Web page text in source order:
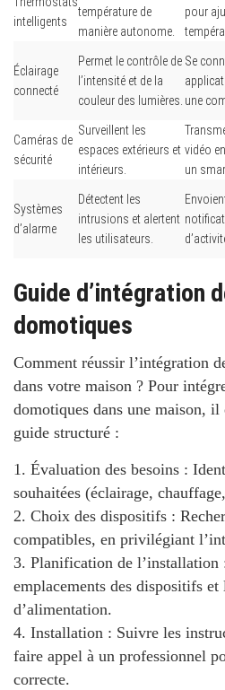
intelligents
température de
manière autonome.
pour
Éclairage
connecté
Permet le contrôle de
l’intensité et de la
couleur des lumières.
Se
une
Caméras de
sécurité
Surveillent les
espaces extérieurs et
intérieurs.
vidéo
un
Systèmes
d’alarme
Détectent les
intrusions et alertent
les utilisateurs.
Guide d’intégration
domotiques
Comment réussir l’intégration
dans votre maison ? Pour
domotiques dans une maison, il
guide structuré :
1. Évaluation des besoins :
souhaitées (éclairage,
2. Choix des dispositifs :
compatibles, en privilégiant
3. Planification de l’installation
emplacements des dispositifs et
d’alimentation.
4. Installation : Suivre les
faire appel à un professionnel
correcte.